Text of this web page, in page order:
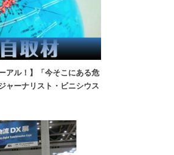
アル！】「今そこにある危
ーナリスト・ビニシウス